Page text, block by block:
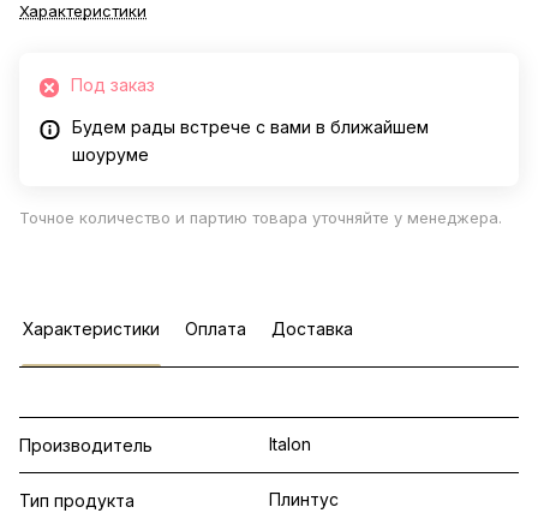
Характеристики
Под заказ
Будем рады встрече с вами в ближайшем
шоуруме
Точное количество и партию товара уточняйте у менеджера.
Характеристики Оплата Доставка
Производитель Italon
Тип продукта Плинтус